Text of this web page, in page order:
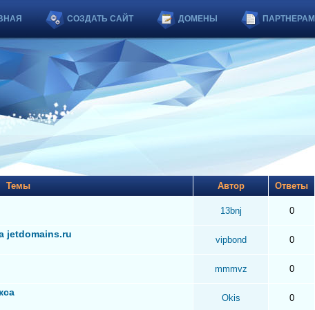
СОЗДАТЬ САЙТ ДОМЕНЫ ПАРТНЕРАМ
Темы Автор Ответы
13bnj 0
jetdomains.ru
vipbond 0
mmmvz 0
Okis 0